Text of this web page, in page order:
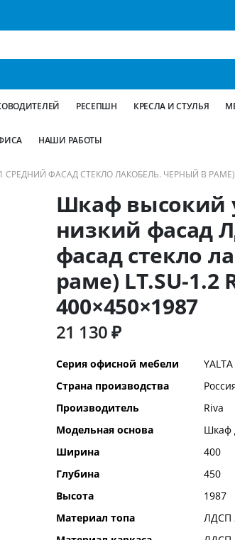
РЕСЕПШН КРЕСЛА И СТУЛЬЯ
НАШИ РАБОТЫ
ФАСАД СТЕКЛО ЛАКОБЕЛЬ. ЧЕРНЫЙ В РАМЕ)
Шкаф высокий
низкий фасад
фасад стекло
раме) LT.SU-1.2
400×450×1987
21 130 ₽
Дополнительная
информация
Серия офисной мебели
YALTA
Страна производства
Производитель
Riva
Модельная основа
Шкаф
Ширина
400
Глубина
450
Высота
1987
Материал топа
ЛДСП